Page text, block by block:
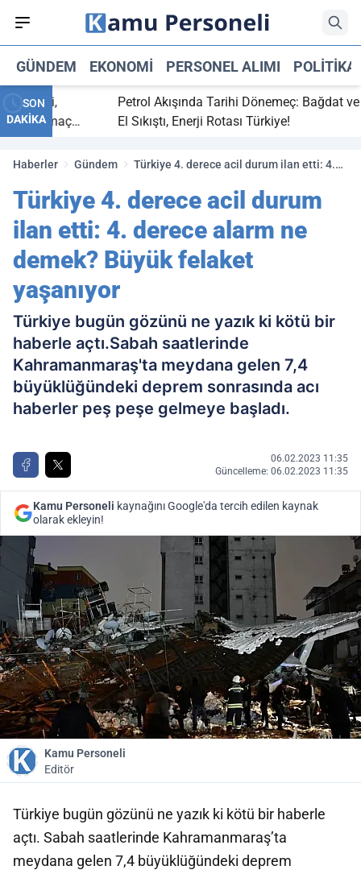
GÜNDEM EKONOMI PERSONEL ALIMI POLITIKA
SON
DAKİKA
bitti,
maç
Petrol Akışında Tarihi Dönemeç: Bağdat ve
El Sıkıştı, Enerji Rotası Türkiye!
Haberler Gündem
Türkiye 4. derece acil durum ilan etti: 4.
yaşanıyor
Türkiye 4. derece acil durum
ilan etti: 4. derece alarm ne
demek? Büyük felaket
yaşanıyor
Türkiye bugün gözünü ne yazık ki kötü bir
haberle açtı.Sabah saatlerinde
Kahramanmaraş'ta meydana gelen 7,4
büyüklüğündeki deprem sonrasında acı
haberler peş peşe gelmeye başladı.
06.02.2023 11:35
Güncelleme: 06.02.2023 11:35
Kamu Personeli kaynağını Google'da tercih edilen kaynak
olarak ekleyin!
Kamu Personeli
Editör
Türkiye bugün gözünü ne yazık ki kötü bir haberle
açtı. Sabah saatlerinde Kahramanmaraş’ta
meydana gelen 7,4 büyüklüğündeki deprem